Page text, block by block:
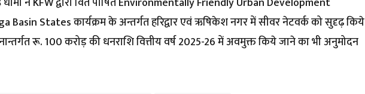
Basin States कार्यक्रम के अन्तर्गत हरिद्वार एवं ऋषिकेश नगर में सीवर नेटवर्क को सुदृढ़ किये
रू. 100 करोड़ की धनराशि वित्तीय वर्ष 2025-26 में अवमुक्त किये जाने का भी अनुमोदन